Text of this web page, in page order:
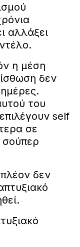
αλλάξει
η μέση
δεν
του
self
σε
σούπερ
δεν